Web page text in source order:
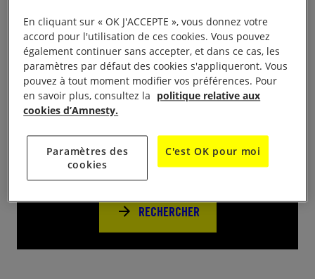
Près de chez vous
Trouvez d’autres événements pour agir
avec nous
RECHERCHER
En cliquant sur « OK J'ACCEPTE », vous donnez votre
accord pour l'utilisation de ces cookies. Vous pouvez
également continuer sans accepter, et dans ce cas, les
paramètres par défaut des cookies s'appliqueront. Vous
pouvez à tout moment modifier vos préférences. Pour
en savoir plus, consultez la politique relative aux
cookies d’Amnesty.
Paramètres des
cookies
C'est OK pour moi